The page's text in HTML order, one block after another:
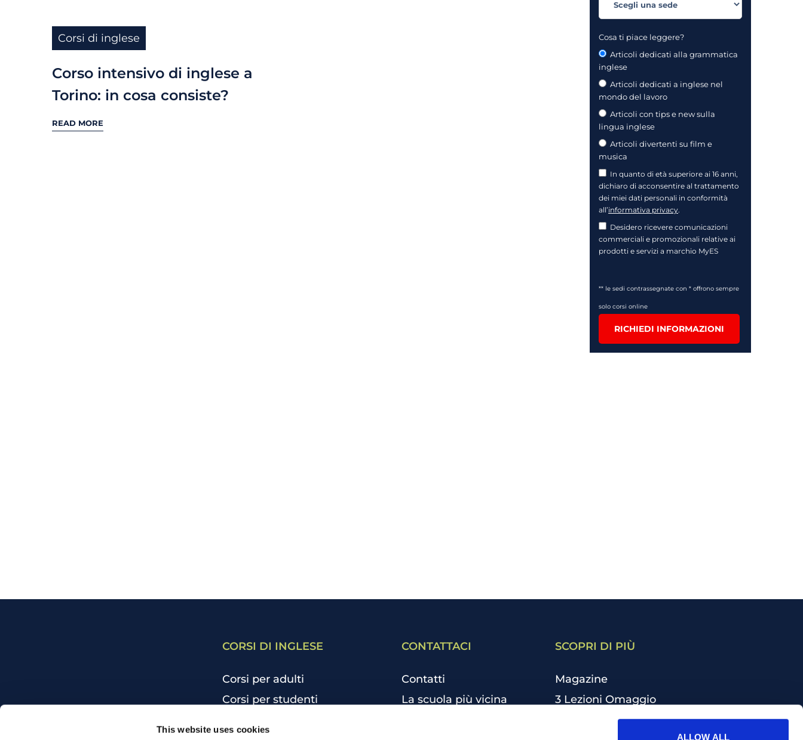
This website uses cookies
ALLOW ALL
Corsi di inglese
Corso intensivo di inglese a
Torino: in cosa consiste?
READ MORE
Cosa ti piace leggere?
Articoli dedicati alla grammatica
inglese
Articoli dedicati a inglese nel
mondo del lavoro
Articoli con tips e new sulla
lingua inglese
Articoli divertenti su film e
musica
In quanto di età superiore ai 16 anni,
dichiaro di acconsentire al trattamento
dei miei dati personali in conformità
all’informativa privacy.
Desidero ricevere comunicazioni
commerciali e promozionali relative ai
prodotti e servizi a marchio MyES
** le sedi contrassegnate con * offrono sempre
solo corsi online
RICHIEDI INFORMAZIONI
CORSI DI INGLESE
Corsi per adulti
Corsi per studenti
CONTATTACI
Contatti
La scuola più vicina
SCOPRI DI PIÙ
Magazine
3 Lezioni Omaggio